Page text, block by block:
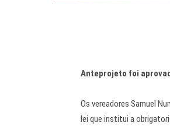
Anteprojeto foi
Os vereadores Samuel
lei que institui a